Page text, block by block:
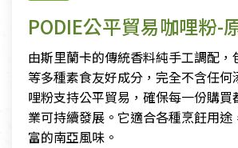
PODIE公平貿易咖哩粉-
由斯里蘭卡的傳統香料純手工調配，
等多種素食友好成分，完全不含任何
哩粉支持公平貿易，確保每一份購買
業可持續發展。它適合各種烹飪用途
富的南亞風味。